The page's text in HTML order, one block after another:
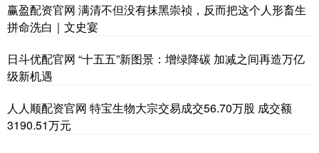
赢盈配资官网 满清不但没有抹黑崇祯，反而把这个人形畜生
拼命洗白｜文史宴
日斗优配官网 “十五五”新图景：增绿降碳 加减之间再造万亿
级新机遇
人人顺配资官网 特宝生物大宗交易成交56.70万股 成交额
3190.51万元